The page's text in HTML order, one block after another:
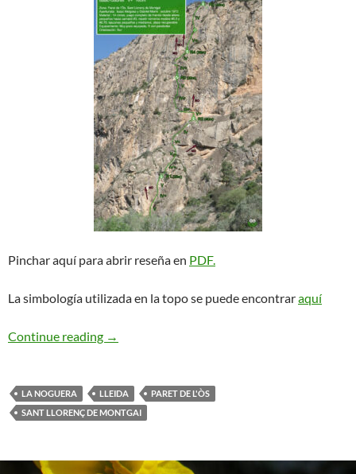
Pinchar aquí para abrir reseña en PDF.
La simbología utilizada en la topo se puede encontraraquí
Continue reading Isaac-Gabriel. Sant Llorenç de Montgai
→
LA NOGUERA LLEIDA
PARET DE L'ÒS
SANT LLORENÇ DE MONTGAI